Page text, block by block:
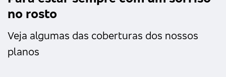
no rosto
Veja algumas das coberturas dos nossos
planos